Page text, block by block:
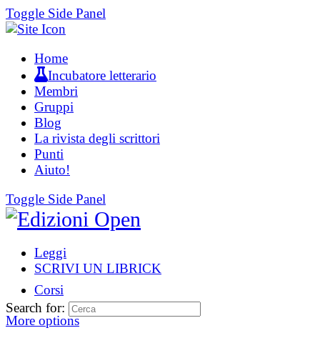
Toggle Side Panel
Home
Incubatore letterario
Membri
Gruppi
Blog
La rivista degli scrittori
Punti
Aiuto!
Toggle Side Panel
Leggi
SCRIVI UN LIBRICK
Corsi
More options
Search for: